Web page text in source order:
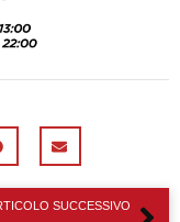
SUCCESSIVO